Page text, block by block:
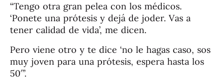
“Tengo otra gran pelea con los médicos.
‘Ponete una prótesis y dejá de joder. Vas a
tener calidad de vida’, me dicen.
Pero viene otro y te dice ‘no le hagas caso, sos
muy joven para una prótesis, espera hasta los
50′”.